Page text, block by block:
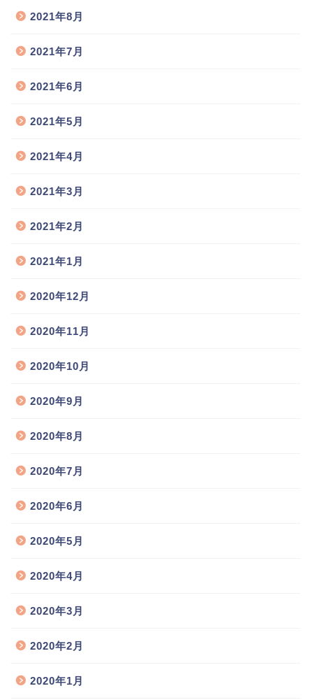
2021年8月
2021年7月
2021年6月
2021年5月
2021年4月
2021年3月
2021年2月
2021年1月
2020年12月
2020年11月
2020年10月
2020年9月
2020年8月
2020年7月
2020年6月
2020年5月
2020年4月
2020年3月
2020年2月
2020年1月